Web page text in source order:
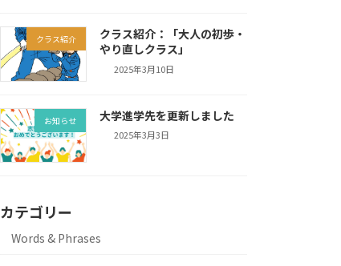
クラス紹介
クラス紹介：「大人の初歩・
やり直しクラス」
2025年3月10日
お知らせ 大学進学先を更新しました
2025年3月3日
カテゴリー
Words & Phrases